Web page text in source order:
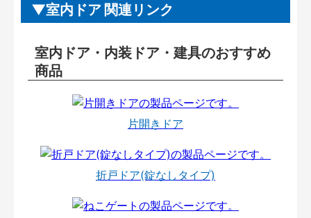
室内ドア 関連リンク
室内ドア・内装ドア・建具のおすすめ
商品
片開きドア
折戸ドア(錠なしタイプ)